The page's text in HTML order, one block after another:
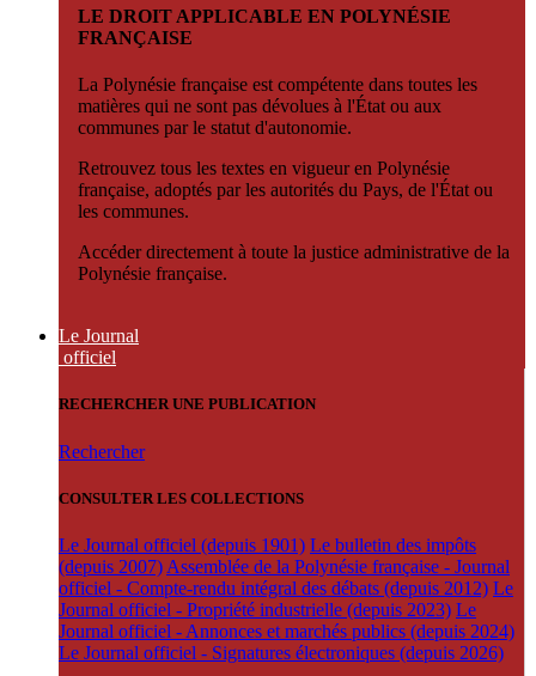
LE DROIT APPLICABLE EN POLYNÉSIE
FRANÇAISE
La Polynésie française est compétente dans toutes les
matières qui ne sont pas dévolues à l'État ou aux
communes par le statut d'autonomie.
Retrouvez tous les textes en vigueur en Polynésie
française, adoptés par les autorités du Pays, de l'État ou
les communes.
Accéder directement à toute la justice administrative de la
Polynésie française.
Le Journal
officiel
RECHERCHER UNE PUBLICATION
Rechercher
CONSULTER LES COLLECTIONS
Le Journal officiel (depuis 1901) Le bulletin des impôts
(depuis 2007) Assemblée de la Polynésie française - Journal
officiel - Compte-rendu intégral des débats (depuis 2012) Le
Journal officiel - Propriété industrielle (depuis 2023) Le
Journal officiel - Annonces et marchés publics (depuis 2024)
Le Journal officiel - Signatures électroniques (depuis 2026)